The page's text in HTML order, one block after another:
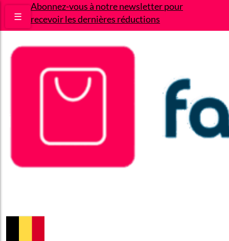
Abonnez-vous à notre newsletter pour
recevoir les dernières réductions
☰